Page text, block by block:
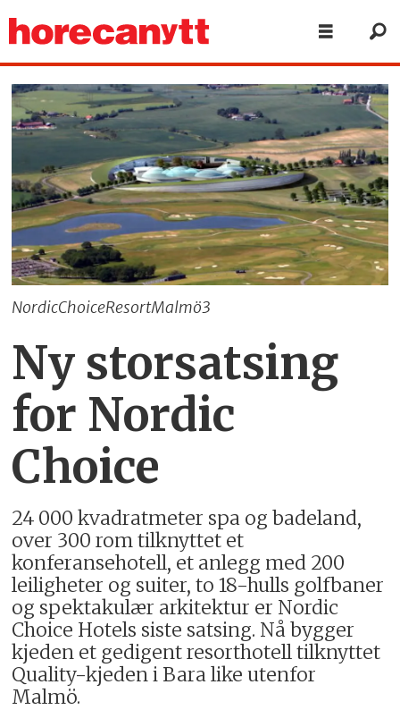
NordicChoiceResortMalmö3
Ny storsatsing
for Nordic
Choice
24 000 kvadratmeter spa og badeland,
over 300 rom tilknyttet et
konferansehotell, et anlegg med 200
leiligheter og suiter, to 18-hulls golfbaner
og spektakulær arkitektur er Nordic
Choice Hotels siste satsing. Nå bygger
kjeden et gedigent resorthotell tilknyttet
Quality-kjeden i Bara like utenfor
Malmö.